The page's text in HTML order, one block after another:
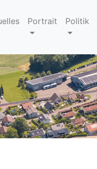
Portrait Politik